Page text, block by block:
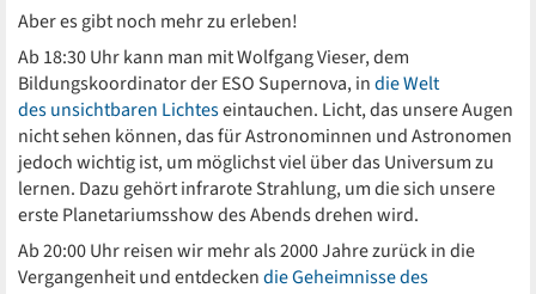
Aber es gibt noch mehr zu erleben!
Ab 18:30 Uhr kann man mit Wolfgang Vieser, dem
Bildungskoordinator der ESO Supernova, indie Welt
des unsichtbaren Lichteseintauchen. Licht, das unsere Augen
nicht sehen können, das für Astronominnen und Astronomen
jedoch wichtig ist, um möglichst viel über das Universum zu
lernen. Dazu gehört infrarote Strahlung, um die sich unsere
erste Planetariumsshow des Abends drehen wird.
Ab 20:00 Uhr reisen wir mehr als 2000 Jahre zurück in die
Vergangenheit und entdeckendie Geheimnisse des